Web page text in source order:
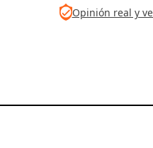
Opinión real y